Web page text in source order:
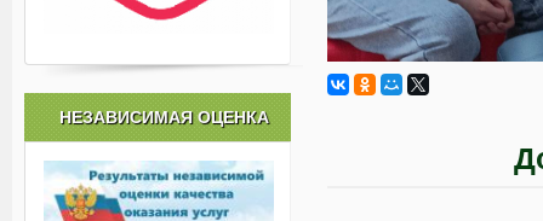
НЕЗАВИСИМАЯ ОЦЕНКА